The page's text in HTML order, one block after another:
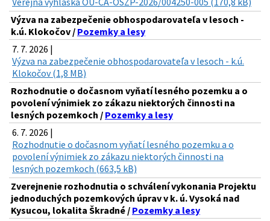
Výzva na zabezpečenie obhospodarovateľa v lesoch -
k.ú. Klokočov / Pozemky a lesy
7. 7. 2026 |
Výzva na zabezpečenie obhospodarovateľa v lesoch - k.ú.
Klokočov (1,8 MB)
Rozhodnutie o dočasnom vyňatí lesného pozemku a o
povolení výnimiek zo zákazu niektorých činnosti na
lesných pozemkoch / Pozemky a lesy
6. 7. 2026 |
Rozhodnutie o dočasnom vyňatí lesného pozemku a o
povolení výnimiek zo zákazu niektorých činnosti na
lesných pozemkoch (663,5 kB)
Zverejnenie rozhodnutia o schválení vykonania Projektu
jednoduchých pozemkových úprav v k. ú. Vysoká nad
Kysucou, lokalita Škradné / Pozemky a lesy